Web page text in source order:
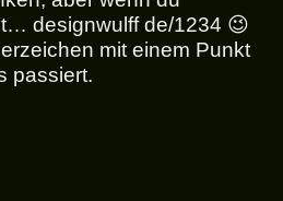
designwulff de/1234 😉
mit einem Punkt
passiert.